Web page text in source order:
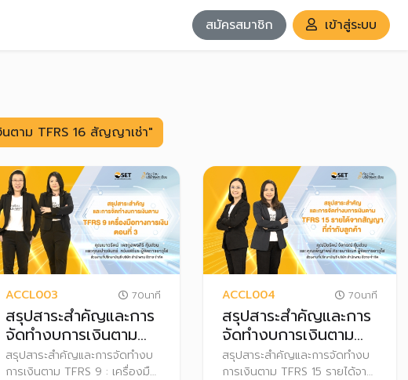
สมัครสมาชิก เข้าสู่ระบบ
ตาม TFRS 16 สัญญาเช่า"
ACCL003 70นาที
สรุปสาระสำคัญและการ
จัดทำงบการเงินตาม
TFRS 9 : เครื่องมือ
ทางการเงิน (ตอนที่3 )
สรุปสาระสำคัญและการจัดทำงบ
การเงินตาม TFRS 9 : เครื่องมือ
ACCL004 70นาที
สรุปสาระสำคัญและการ
จัดทำงบการเงินตาม
TFRS 15 รายได้จาก
สัญญาที่ทำกับลูกค้า
สรุปสาระสำคัญและการจัดทำงบ
การเงินตาม TFRS 15 รายได้จาก